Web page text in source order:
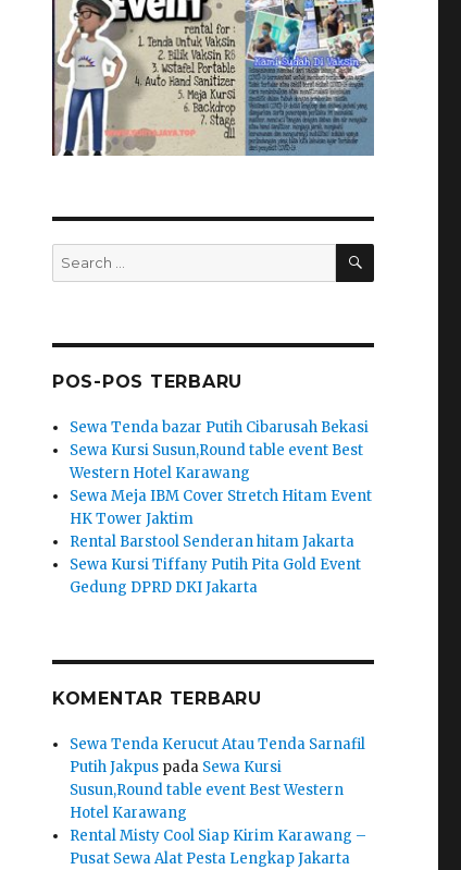
Search
for:
SEARCH
POS-POS TERBARU
Sewa Tenda bazar Putih Cibarusah Bekasi
Sewa Kursi Susun,Round table event Best
Western Hotel Karawang
Sewa Meja IBM Cover Stretch Hitam Event
HK Tower Jaktim
Rental Barstool Senderan hitam Jakarta
Sewa Kursi Tiffany Putih Pita Gold Event
Gedung DPRD DKI Jakarta
KOMENTAR TERBARU
Sewa Tenda Kerucut Atau Tenda Sarnafil
Putih Jakpus pada Sewa Kursi
Susun,Round table event Best Western
Hotel Karawang
Rental Misty Cool Siap Kirim Karawang –
Pusat Sewa Alat Pesta Lengkap Jakarta